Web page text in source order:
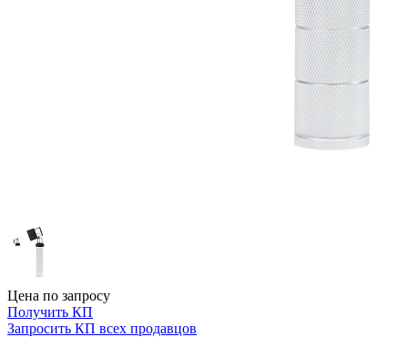
Цена по запросу
Получить КП
Запросить КП всех продавцов